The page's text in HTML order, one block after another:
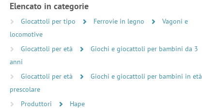
Elencato in categorie
Giocattoli per tipo Ferrovie in legno
Vagoni e
locomotive
Giocattoli per età
Giochi e giocattoli per bambini da 3
anni
Giocattoli per età
Giochi e giocattoli per bambini in età
prescolare
Produttori
Hape